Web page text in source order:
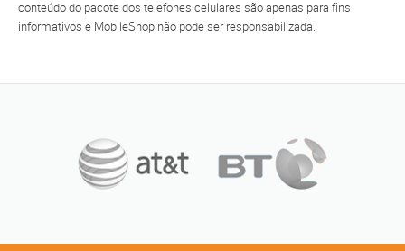
conteúdo do pacote dos telefones celulares são apenas para fins
informativos e MobileShop não pode ser responsabilizada.